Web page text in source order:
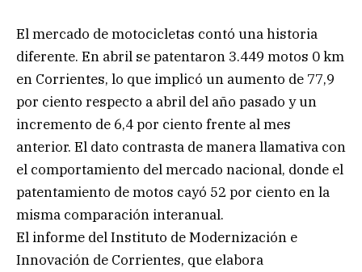
El mercado de motocicletas contó una historia
diferente. En abril se patentaron 3.449 motos 0 km
en Corrientes, lo que implicó un aumento de 77,9
por ciento respecto a abril del año pasado y un
incremento de 6,4 por ciento frente al mes
anterior. El dato contrasta de manera llamativa con
el comportamiento del mercado nacional, donde el
patentamiento de motos cayó 52 por ciento en la
misma comparación interanual.
El informe del Instituto de Modernización e
Innovación de Corrientes, que elabora